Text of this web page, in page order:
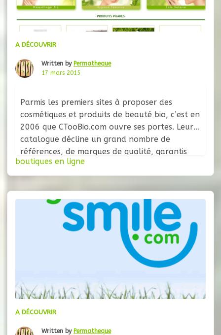
A DÉCOUVRIR
Written by Permatheque
17 mars 2015
Parmis les premiers sites à proposer des
cosmétiques et produits de beauté bio, c’est en
2006 que CTooBio.com ouvre ses portes. Leur
catalogue décline un grand nombre de
références, de marques de qualité, garantis
sans paraben, sans colorants ni parfums de
synthèse, sans phénoxyethanol,
isothiazolinone, triclosan et autres additifs
chimiques potentiellement nocifs. Egalement
boutiques en ligne
A DÉCOUVRIR
Written by Permatheque